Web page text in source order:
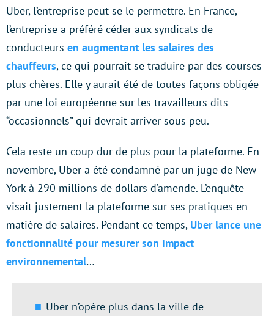
Uber, l’entreprise peut se le permettre. En France,
l’entreprise a préféré céder aux syndicats de
conducteurs en augmentant les salaires des
chauffeurs, ce qui pourrait se traduire par des courses
plus chères. Elle y aurait été de toutes façons obligée
par une loi européenne sur les travailleurs dits
“occasionnels” qui devrait arriver sous peu.
Cela reste un coup dur de plus pour la plateforme. En
novembre, Uber a été condamné par un juge de New
York à 290 millions de dollars d’amende. L’enquête
visait justement la plateforme sur ses pratiques en
matière de salaires. Pendant ce temps, Uber lance une
fonctionnalité pour mesurer son impact
environnemental…
Uber n’opère plus dans la ville de